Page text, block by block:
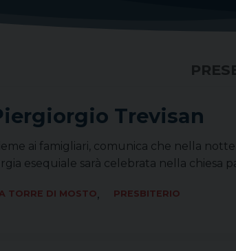
Trevisan
ai famigliari, comunica che nella
esequiale sarà celebrata nella chiesa
TORRE DI MOSTO,
PRESBITERIO